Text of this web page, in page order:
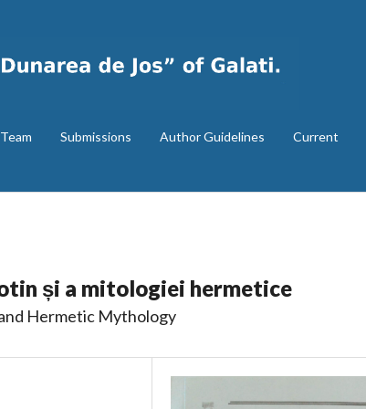
Submissions Author Guidelines Current
și a mitologiei hermetice
Hermetic Mythology